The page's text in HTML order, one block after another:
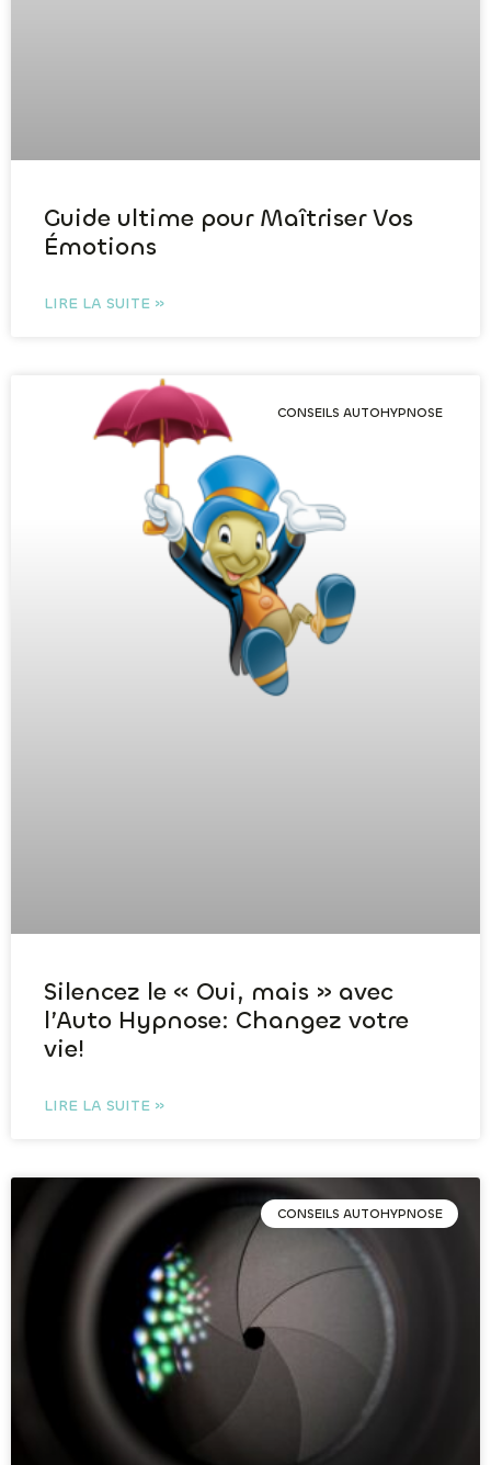
Guide ultime pour Maîtriser Vos
Émotions
LIRE LA SUITE »
CONSEILS AUTOHYPNOSE
Silencez le « Oui, mais » avec
l’Auto Hypnose: Changez votre
vie!
LIRE LA SUITE »
CONSEILS AUTOHYPNOSE